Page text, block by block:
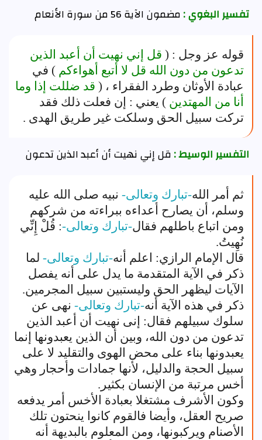
تفسير البغوي :مضمون الآية 56 من سورة الأنعام
قوله عز وجل : ( قل إني نهيت أن أعبد الذين
تدعون من دون الله قل لا أتبع أهواءكم ) في
عبادة الأوثان وطرد الفقراء ، ( قد ضللت إذا وما
أنا من المهتدين ) يعني : إن فعلت ذلك فقد
تركت سبيل الحق وسلكت غير طريق الهدى .
التفسير الوسيط :قل إني نهيت أن أعبد الذين تدعون
ثم أمر الله-تبارك وتعالى- نبيه صلى الله عليه
وسلم، أن يصارح أعداءه ببراءته من شركهم
ومن اتباع باطلهم فقال-تبارك وتعالى-: قُلْ إِنِّي
نُهِيتُ.
قال الإمام الرازي: اعلم أنه-تبارك وتعالى- لما
ذكر في الآية المتقدمة ما يدل على أنه يفصل
الآيات ليظهر الحق وليستبين سبيل المجرمين.
ذكر في هذه الآية أنه-تبارك وتعالى- نهى عن
سلوك سبيلهم فقال: إنى نهيت أن أعبد الذين
تدعون من دون الله، وبين أن الذين يعبدونها إنما
يعبدونها بناء على محض الهوى والتقليد لا على
سبيل الحجة والدليل، لأنها جمادات وأحجار وهي
أخس مرتبة من الإنسان بكثير.
وكون الأشرف مشتغلا بعبادة الأخس أمر يدفعه
صريح العقل، وأيضا فالقوم كانوا ينحتون تلك
الأصنام ويركبونها، ومن المعلوم بالبديهة أنه